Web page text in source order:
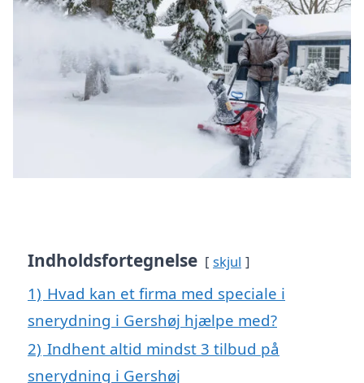
Indholdsfortegnelse skjul
1) Hvad kan et firma med speciale i
snerydning i Gershøj hjælpe med?
2) Indhent altid mindst 3 tilbud på
snerydning i Gershøj